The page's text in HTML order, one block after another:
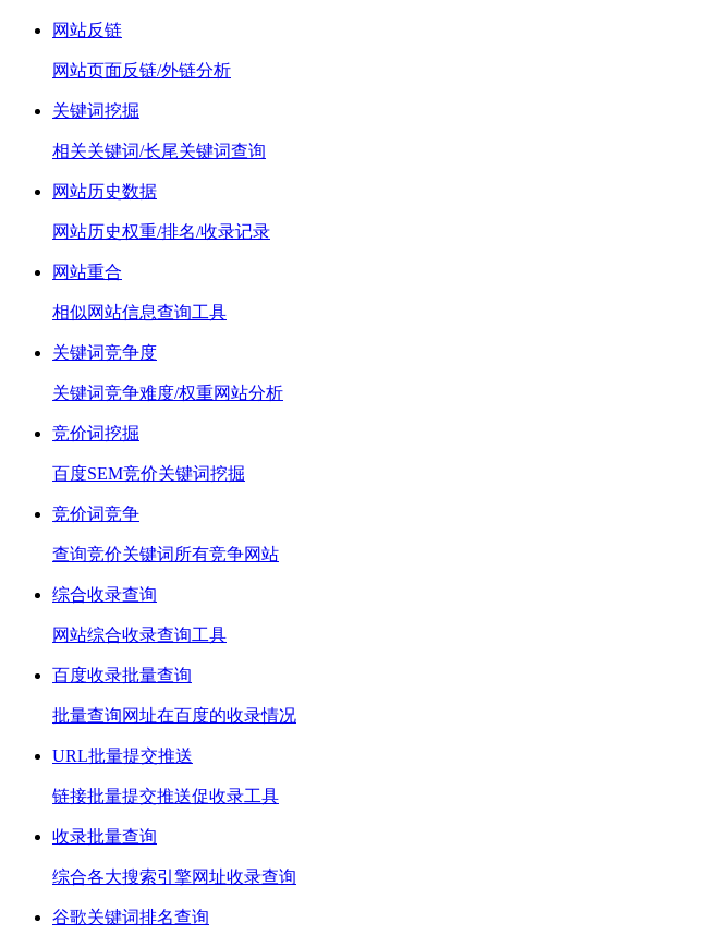
网站反链
网站页面反链/外链分析
关键词挖掘
相关关键词/长尾关键词查询
网站历史数据
网站历史权重/排名/收录记录
网站重合
相似网站信息查询工具
关键词竞争度
关键词竞争难度/权重网站分析
竞价词挖掘
百度SEM竞价关键词挖掘
竞价词竞争
查询竞价关键词所有竞争网站
综合收录查询
网站综合收录查询工具
百度收录批量查询
批量查询网址在百度的收录情况
URL批量提交推送
链接批量提交推送促收录工具
收录批量查询
综合各大搜索引擎网址收录查询
谷歌关键词排名查询